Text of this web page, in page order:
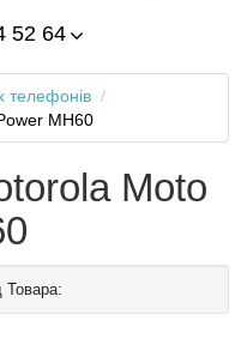
52 64
телефонів
MH60
Moto
Товара: